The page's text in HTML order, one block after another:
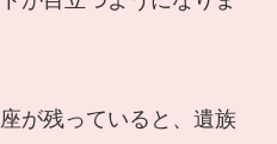
が残っていると、遺族